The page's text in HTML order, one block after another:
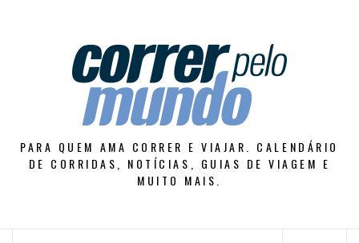
PARA QUEM AMA CORRER E VIAJAR. CALENDÁRIO
DE CORRIDAS, NOTÍCIAS, GUIAS DE VIAGEM E
MUITO MAIS.